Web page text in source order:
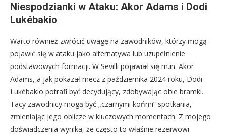
Niespodzianki w Ataku: Akor Adams i Dodi
Lukébakio
Warto również zwrócić uwagę na zawodników, którzy mogą
pojawić się w ataku jako alternatywa lub uzupełnienie
podstawowych formacji. W Sevilli pojawiał się m.in. Akor
Adams, a jak pokazał mecz z października 2024 roku, Dodi
Lukébakio potrafi być decydujący, zdobywając obie bramki.
Tacy zawodnicy mogą być „czarnymi końmi” spotkania,
zmieniając jego oblicze w kluczowych momentach. Z mojego
doświadczenia wynika, że często to właśnie rezerwowi